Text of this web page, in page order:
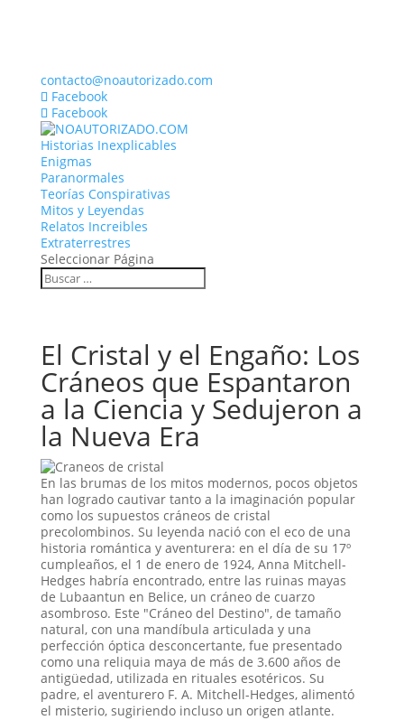
contacto@noautorizado.com
Facebook
Facebook
Historias Inexplicables
Enigmas
Paranormales
Teorías Conspirativas
Mitos y Leyendas
Relatos Increibles
Extraterrestres
Seleccionar Página
El Cristal y el Engaño: Los
Cráneos que Espantaron
a la Ciencia y Sedujeron a
la Nueva Era
En las brumas de los mitos modernos, pocos objetos
han logrado cautivar tanto a la imaginación popular
como los supuestos cráneos de cristal
precolombinos. Su leyenda nació con el eco de una
historia romántica y aventurera: en el día de su 17º
cumpleaños, el 1 de enero de 1924, Anna Mitchell-
Hedges habría encontrado, entre las ruinas mayas
de Lubaantun en Belice, un cráneo de cuarzo
asombroso. Este "Cráneo del Destino", de tamaño
natural, con una mandíbula articulada y una
perfección óptica desconcertante, fue presentado
como una reliquia maya de más de 3.600 años de
antigüedad, utilizada en rituales esotéricos. Su
padre, el aventurero F. A. Mitchell-Hedges, alimentó
el misterio, sugiriendo incluso un origen atlante.